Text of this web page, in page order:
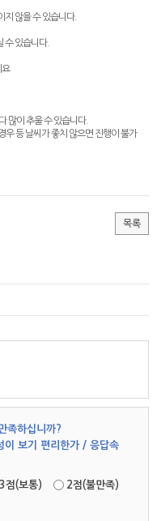
지 않을 수 있습니다.
수 있습니다.
요
많이 추울 수 있습니다.
우 등 날씨가 좋치 않으면 진행이 불가
목록
족하십니까?
이 보기 편리한가 / 응답속
3점(보통)
2점(불만족)